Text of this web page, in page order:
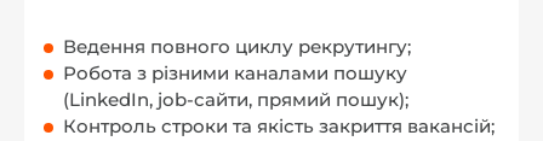
Ведення повного циклу рекрутингу;
Робота з різними каналами пошуку
(LinkedIn, job-сайти, прямий пошук);
Контроль строки та якість закриття вакансій;